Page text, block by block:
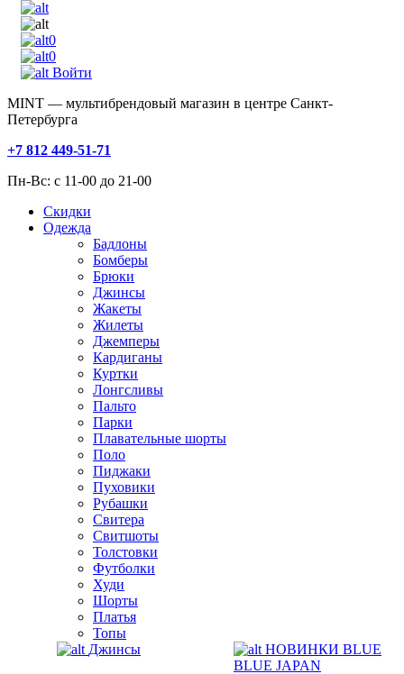
0
0
Войти
MINT — мультибрендовый магазин в центре Санкт-
Петербурга
+7 812 449-51-71
Пн-Вс: с 11-00 до 21-00
Скидки
Одежда
Бадлоны
Бомберы
Брюки
Джинсы
Жакеты
Жилеты
Джемперы
Кардиганы
Куртки
Лонгсливы
Пальто
Парки
Плавательные шорты
Поло
Пиджаки
Пуховики
Рубашки
Свитера
Свитшоты
Толстовки
Футболки
Худи
Шорты
Платья
Топы
Джинсы
НОВИНКИ BLUE
BLUE JAPAN